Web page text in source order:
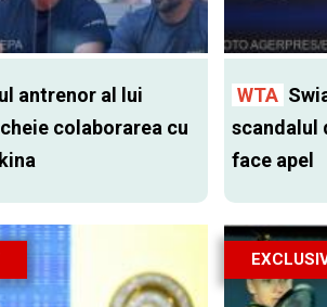
antrenor al lui
colaborarea cu
WTA
scandalul
face apel